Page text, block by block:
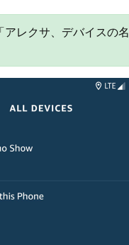
アレクサ、デバイスの